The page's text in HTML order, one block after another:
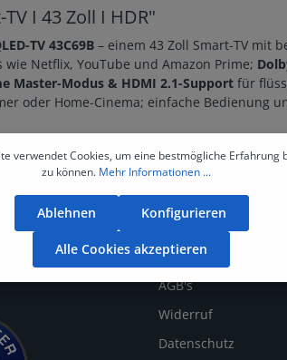
I 43 Zoll I HDR"
TV 43C69B – einem 43 Zoll Smart-TV mit
Netflix, YouTube und Amazon Prime;
Master-Modus & HDMI 2.1-Support für
oder Home-Cinema; einfache Bedienung
AGB's
Widerruf
Datenschutz
verwendet Cookies, um eine bestmögliche Erfahrung
zu können. Mehr Informationen ...
Ablehnen Konfigurieren
Alle Cookies akzeptieren